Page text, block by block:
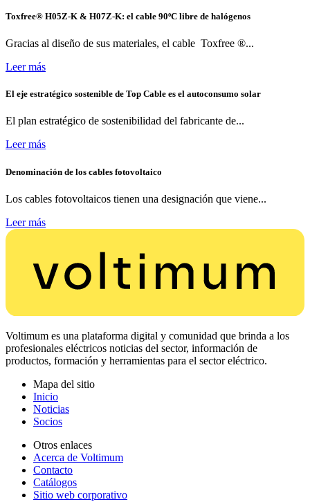
Toxfree® H05Z-K & H07Z-K: el cable 90ºC libre de halógenos
Gracias al diseño de sus materiales, el cable Toxfree ®...
Leer más
El eje estratégico sostenible de Top Cable es el autoconsumo solar
El plan estratégico de sostenibilidad del fabricante de...
Leer más
Denominación de los cables fotovoltaico
Los cables fotovoltaicos tienen una designación que viene...
Leer más
Voltimum es una plataforma digital y comunidad que brinda a los
profesionales eléctricos noticias del sector, información de
productos, formación y herramientas para el sector eléctrico.
Mapa del sitio
Inicio
Noticias
Socios
Otros enlaces
Acerca de Voltimum
Contacto
Catálogos
Sitio web corporativo